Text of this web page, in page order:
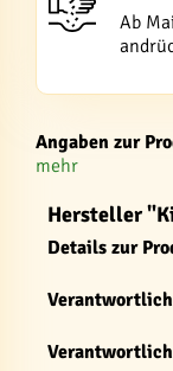
Ab
Angaben zur
mehr
Hersteller
Details zur